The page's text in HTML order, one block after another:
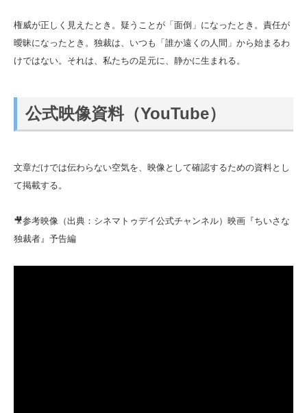
権威が正しく見えたとき。疑うことが「面倒」になったとき。責任が
曖昧になったとき。独裁は、いつも「誰か遠くの人間」から始まるわ
けではない。それは、私たちの足元に、静かに生まれる。
公式映像資料（YouTube）
文章だけでは伝わらない空気を、映像として確認するための資料とし
て掲載する。
🎥参考映像（出典：シネマトゥデイ公式チャンネル）映画『ちいさな
独裁者』予告編